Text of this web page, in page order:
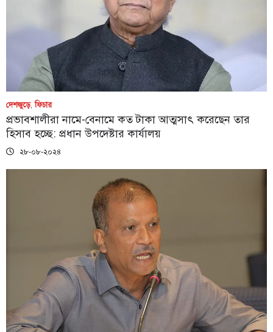
দেশজুড়ে,ফিচার
প্রভাবশালীরা নামে-বেনামে কত টাকা আত্মসাৎ করেছেন তার
হিসাব হচ্ছে: প্রধান উপদেষ্টার কার্যালয়
২৮-০৮-২০২৪